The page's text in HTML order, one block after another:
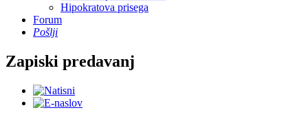
Hipokratova prisega
Forum
Pošlji
Zapiski predavanj